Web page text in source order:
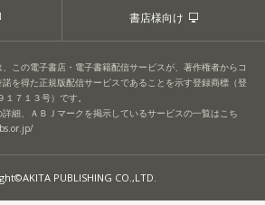
書店様向け
、この電子書店・電子書籍配信サービスが、著作権者からコ
諾を得た正規版配信サービスであることを示す登録商標（登
７１３号）です。
詳細、ＡＢＪマークを掲示しているサービスの一覧はこち
PUBLISHING CO.,LTD.